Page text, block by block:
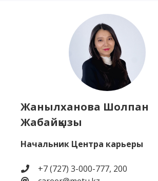
Жанылханова Шолпан
Жабайқызы
Начальник Центра карьеры
+7 (727) 3-000-777, 200